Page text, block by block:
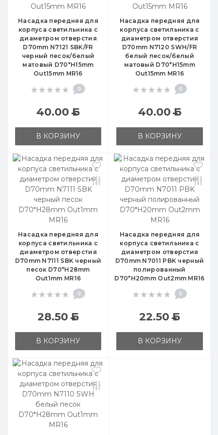
Насадка передняя для
корпуса светильника с
диаметром отверстия
D70mm N7121 SBK/FR
черный песок/белый
матовый D70*H15mm
Out15mm MR16
0
40.00Б
В КОРЗИНУ
Насадка передняя для
корпуса светильника с
диаметром отверстия
D70mm N7120 SWH/FR
белый песок/белый
матовый D70*H15mm
Out15mm MR16
0
40.00Б
В КОРЗИНУ
Насадка передняя для
корпуса светильника с
диаметром отверстия
D70mm N7111 SBK черный
песок D70*H28mm
Out1mm MR16
0
28.50Б
В КОРЗИНУ
Насадка передняя для
корпуса светильника с
диаметром отверстия
D70mm N7011 PBK черный
полированный
D70*H20mm Out2mm MR16
0
22.50Б
В КОРЗИНУ